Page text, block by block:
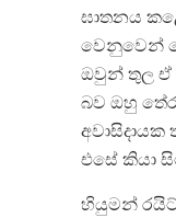
ඝාතනය
වෙනුවෙන්
ඔවුන් තුල ඒ
බව ඔහු
එසේ කියා
හියුමන්